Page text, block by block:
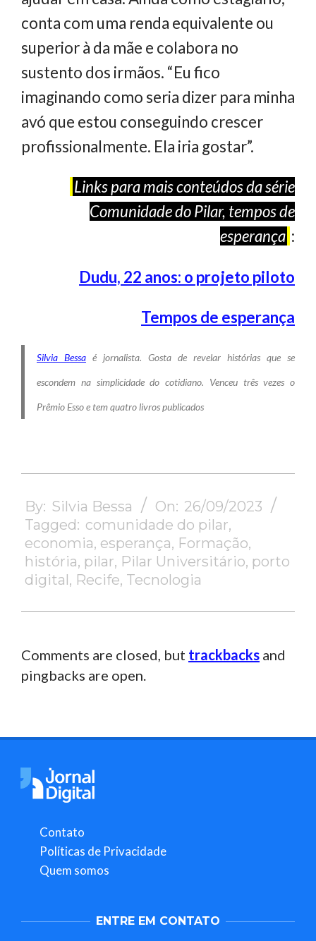
conta com uma renda equivalente ou
superior à da mãe e colabora no
sustento dos irmãos. “Eu fico
imaginando como seria dizer para minha
avó que estou conseguindo crescer
profissionalmente. Ela iria gostar”.
Links para mais conteúdos da série
Comunidade do Pilar, tempos de
esperança :
Dudu, 22 anos: o projeto piloto
Tempos de esperança
Silvia Bessa é jornalista. Gosta de revelar histórias que se
escondem na simplicidade do cotidiano. Venceu três vezes o
Prêmio Esso e tem quatro livros publicados
09-
26
By: Silvia Bessa On: 26/09/2023
Tagged: comunidade do pilar,
economia, esperança, Formação,
história, pilar, Pilar Universitário, porto
digital, Recife, Tecnologia
Comments are closed, but trackbacks and
pingbacks are open.
Contato
Políticas de Privacidade
Quem somos
ENTRE EM CONTATO